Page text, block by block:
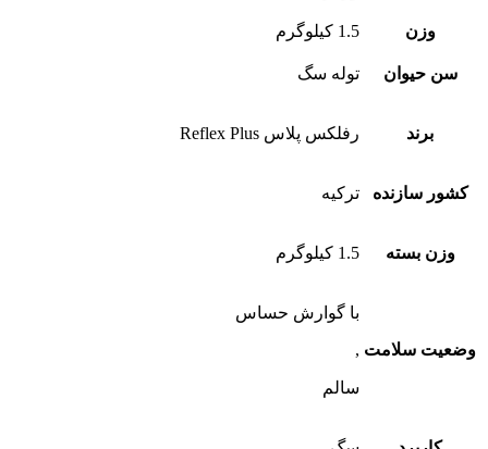
وزن 1.5 کیلوگرم
سن حیوان توله سگ
برند رفلکس پلاس Reflex Plus
کشور سازنده ترکیه
وزن بسته 1.5 کیلوگرم
وضعیت سلامت
با گوارش حساس
,
سالم